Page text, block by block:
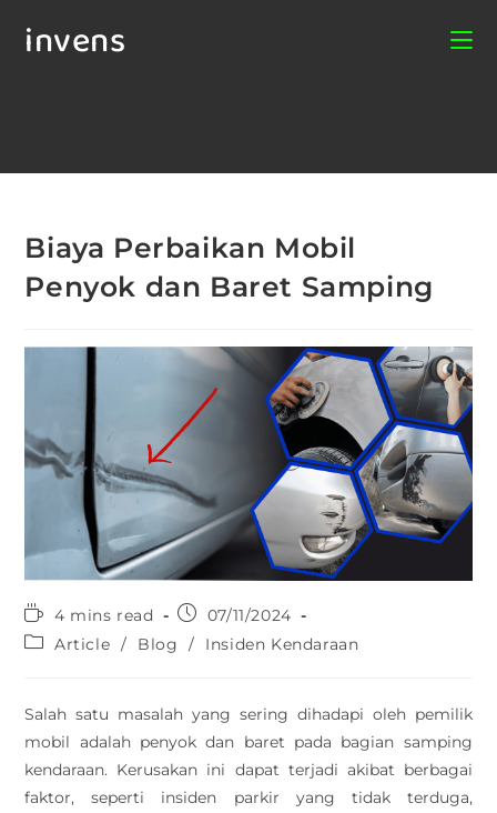
invens
Biaya Perbaikan Mobil
Penyok dan Baret Samping
4 mins read
07/11/2024
Article / Blog / Insiden Kendaraan
Salah satu masalah yang sering dihadapi oleh pemilik
mobil adalah penyok dan baret pada bagian samping
kendaraan. Kerusakan ini dapat terjadi akibat berbagai
faktor, seperti insiden parkir yang tidak terduga,